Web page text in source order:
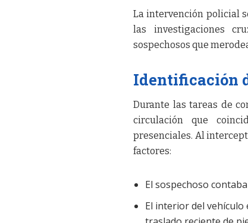
La intervención policial
las investigaciones
sospechosos que
Identificación
Durante las tareas de
circulación que
presenciales. Al
factores:
El sospechoso
El interior del